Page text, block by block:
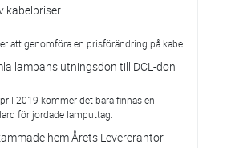
kabelpriser
att genomföra en prisförändring på kabel.
lampanslutningsdon till DCL-don
2019 kommer det bara finnas en
för jordade lamputtag.
hem Årets Levererantör